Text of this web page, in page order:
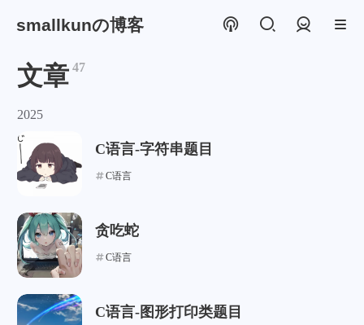
smallkunの博客
文章 47
2025
C语言-字符串题目
C语言
贪吃蛇
C语言
C语言-图形打印类题目